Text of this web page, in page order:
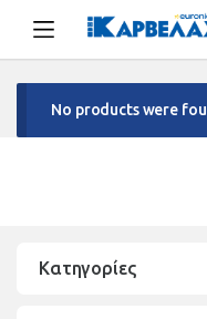
navigation
content
No products were
Κατηγορίες